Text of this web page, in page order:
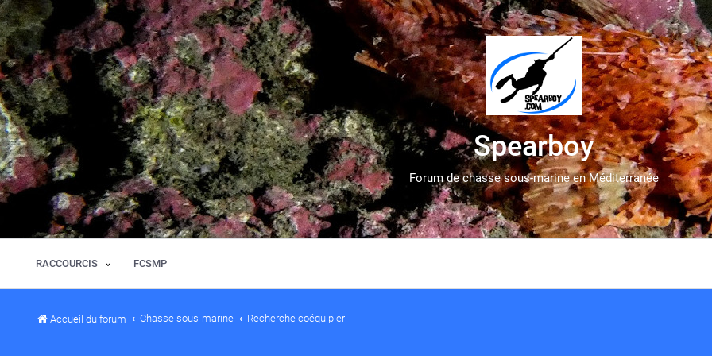
Spearboy
Forum de chasse sous-marine en Méditerranée
RACCOURCIS FCSMP
Accueil du forum Chasse sous-marine Recherche coéquipier